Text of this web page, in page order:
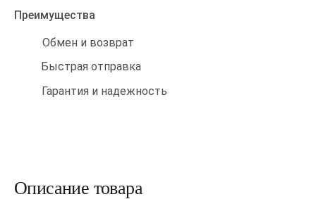
Преимущества
Обмен и возврат
Быстрая отправка
Гарантия и надежность
Описание товара